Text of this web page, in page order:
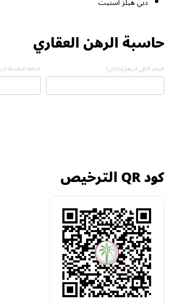
حاسبة الرهن العقاري
السعر الكلي (درهم إماراتي) الدفعة المقدمة
كود QR الترخيص